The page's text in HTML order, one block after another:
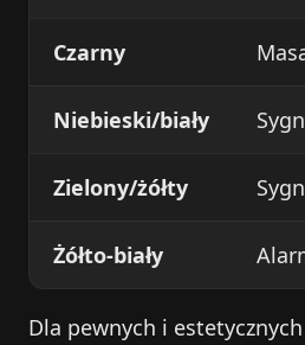
Czarny
Niebieski/biały
Zielony/żółty
Żółto-biały
Dla pewnych i